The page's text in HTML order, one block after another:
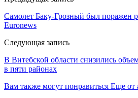
Самолет Баку-Грозный был поражен
Euronews
Следующая запись
В Витебской области снизились
в пяти районах
Вам также могут понравиться Еще от